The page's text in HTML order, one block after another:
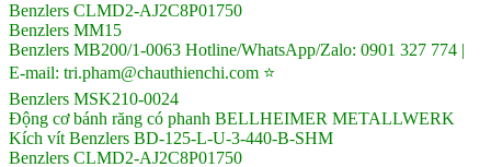
Benzlers CLMD2-AJ2C8P01750
Benzlers MM15
Benzlers MB200/1-0063 Hotline/WhatsApp/Zalo: 0901 327 774 |
E-mail: tri.pham@chauthienchi.com ⭐
Benzlers MSK210-0024
Động cơ bánh răng có phanh BELLHEIMER METALLWERK
Kích vít Benzlers BD-125-L-U-3-440-B-SHM
Benzlers CLMD2-AJ2C8P01750